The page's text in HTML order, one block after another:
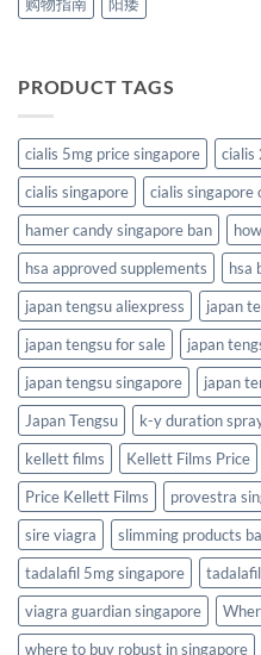
PRODUCT TAGS
cialis 5mg price singapore
cialis
cialis singapore
cialis singapore
hamer candy singapore ban
hsa approved supplements
hsa
japan tengsu aliexpress
japan
japan tengsu for sale
japan
japan tengsu singapore
japan
Japan Tengsu
k-y duration
kellett films
Kellett Films Price
Price Kellett Films
provestra
sire viagra
slimming products
tadalafil 5mg singapore
viagra guardian singapore
where to buy robust in singapore